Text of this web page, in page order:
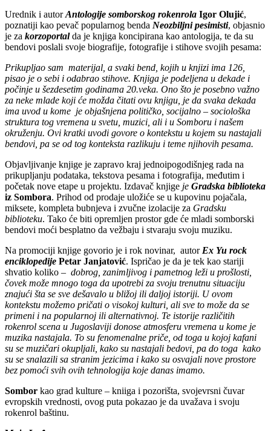
Urednik i autorAntologije somborskog rokenrola Igor Olujić,
poznatiji kao pevač popularnog benda Neozbiljni pesimisti, objasnio
je za korzoportalda je knjiga koncipirana kao antologija, te da su
bendovi poslali svoje biografije, fotografije i stihove svojih pesama:
Prikupljao sam materijal, a svaki bend, kojih u knjizi ima 126,
pisao je o sebi i odabrao stihove. Knjiga je podeljena u dekade i
počinje u šezdesetim godinama 20.veka. Ono što je posebno važno
za neke mlade koji će možda čitati ovu knjigu, je da svaka dekada
ima uvod u kome je objašnjena političko, socijalno – sociološka
struktura tog vremena u svetu, muzici, ali i u Somboru i našem
okruženju. Ovi kratki uvodi govore o kontekstu u kojem su nastajali
bendovi, pa se od tog konteksta razlikuju i teme njihovih pesama.
Objavljivanje knjige je zapravo kraj jednoipogodišnjeg rada na
prikupljanju podataka, tekstova pesama i fotografija, međutim i
početak nove etape u projektu. Izdavač knjige je Gradska biblioteka
iz Sombora. Prihod od prodaje uložiće se u kupovinu pojačala,
miksete, kompleta bubnjeva i zvučne izolacije za Gradsku
biblioteku. Tako će biti opremljen prostor gde će mladi somborski
bendovi moći besplatno da vežbaju i stvaraju svoju muziku.
Na promociji knjige govorio je i rok novinar, autorEx Yu rock
enciklopedije Petar Janjatović. Ispričao je da je tek kao stariji
shvatio koliko – dobrog, zanimljivog i pametnog leži u prošlosti,
čovek može mnogo toga da upotrebi za svoju trenutnu situaciju
znajući šta se sve dešavalo u bližoj ili daljoj istoriji. U ovom
kontekstu možemo pričati o visokoj kulturi, ali sve to može da se
primeni i na popularnoj ili alternativnoj. Te istorije različitih
rokenrol scena u Jugoslaviji donose atmosferu vremena u kome je
muzika nastajala. To su fenomenalne priče, od toga u kojoj kafani
su se muzičari okupljali, kako su nastajali bedovi, pa do toga kako
su se snalazili sa stranim jezicima i kako su osvajali nove prostore
bez pomoći svih ovih tehnologija koje danas imamo.
Sombor kao grad kulture – kniiga i pozorišta, svojevrsni čuvar
evropskih vrednosti, ovog puta pokazao je da uvažava i svoju
rokenrol baštinu.